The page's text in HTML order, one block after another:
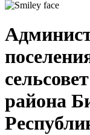
района